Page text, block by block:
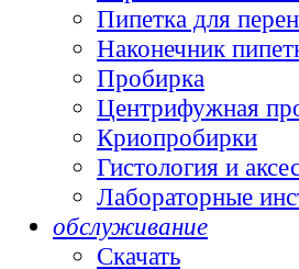
Пипетка для
Наконечник
Пробирка
Центрифужная
Криопробирки
Гистология и
Лабораторные
обслуживание
Скачать